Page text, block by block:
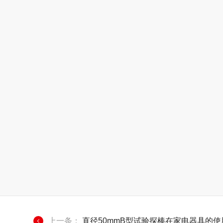
上一条：直径50mmB型试验探棒在家电器具的使